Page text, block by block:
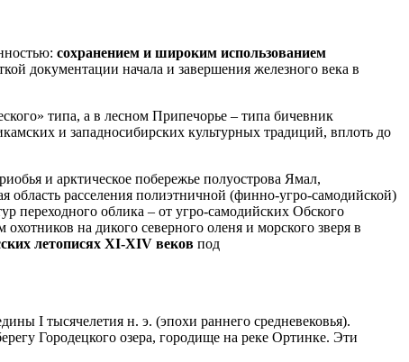
сохранением и широким использованием
документации начала и завершения железного века в
типа, а в лесном Припечорье – типа бичевник
и западносибирских культурных традиций, вплоть до
и арктическое побережье полуострова Ямал,
область расселения полиэтничной (финно-угро-самодийской)
переходного облика – от угро-самодийских Обского
на дикого северного оленя и морского зверя в
летописях XI-XIV веков под
I тысячелетия н. э. (эпохи раннего средневековья).
Городецкого озера, городище на реке Ортинке. Эти